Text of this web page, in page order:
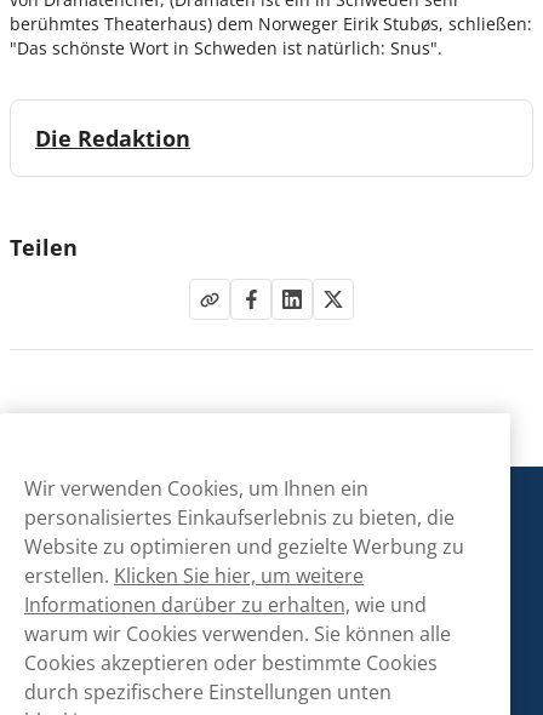
berühmtes Theaterhaus) dem Norweger Eirik Stubøs, schließen:
"Das schönste Wort in Schweden ist natürlich: Snus".
Die Redaktion
Teilen
Snusmarkt
Kontaktiere uns!
hallo@snusmarkt.ch
+410800561053
Wir verwenden Cookies, um Ihnen ein
personalisiertes Einkaufserlebnis zu bieten, die
Website zu optimieren und gezielte Werbung zu
erstellen. Klicken Sie hier, um weitere
Informationen darüber zu erhalten, wie und
warum wir Cookies verwenden. Sie können alle
Cookies akzeptieren oder bestimmte Cookies
durch spezifischere Einstellungen unten